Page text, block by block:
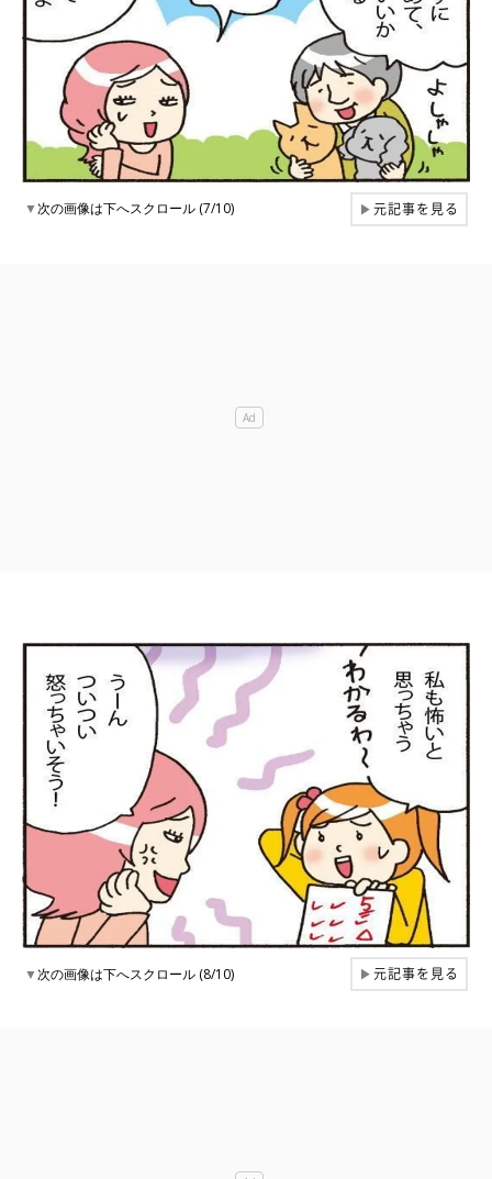
▼次の画像は下へスクロール (7/10) ▶元記事を見る
▼次の画像は下へスクロール (8/10) ▶元記事を見る